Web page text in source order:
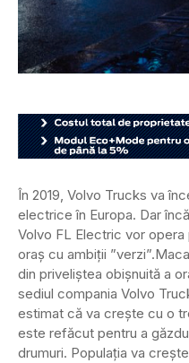
În 2019, Volvo Trucks va
electrice în Europa. Dar
Volvo FL Electric vor
oraș cu ambiții ”verzi”.
din priveliștea obișnuită a
sediul compania Volvo
estimat că va crește cu o
este refăcut pentru a
drumuri. Populația va